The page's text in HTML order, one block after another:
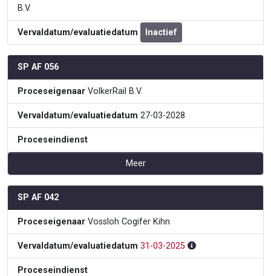
B.V.
Vervaldatum/evaluatiedatum Inactief
SP AF 056
Proceseigenaar VolkerRail B.V.
Vervaldatum/evaluatiedatum 27-03-2028
Proceseindienst
Meer
SP AF 042
Proceseigenaar Vossloh Cogifer Kihn
Vervaldatum/evaluatiedatum 31-03-2025
Proceseindienst